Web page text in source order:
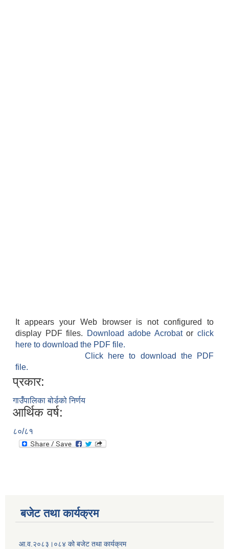
It appears your Web browser is not configured to
display PDF files.
Download adobe Acrobatorclick
here to download the PDF file.
Click here to download the PDF
file.
प्रकार:
गाउँंपालिका बोर्डको निर्णय
आर्थिक वर्ष:
८०/८१
बजेट तथा कार्यक्रम
आ.व.२०८३।०८४ को बजेट तथा कार्यक्रम